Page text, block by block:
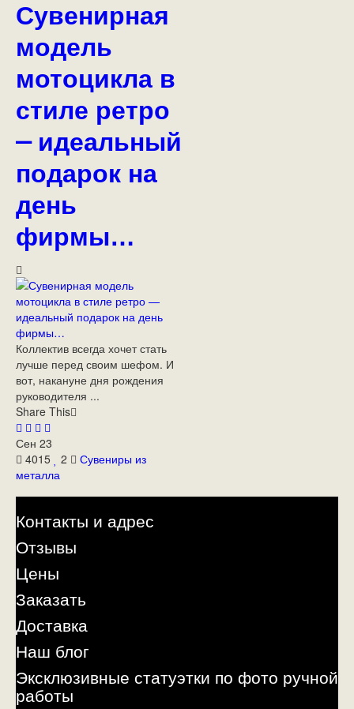
Сувенирная
модель
мотоцикла в
стиле ретро
— идеальный
подарок на
день
фирмы…
Коллектив всегда хочет стать
лучше перед своим шефом. И
вот, накануне дня рождения
руководителя ...
Share This
Сен 23
4015
2
Сувениры из
металла
Контакты и адрес
Отзывы
Цены
Заказать
Доставка
Наш блог
Эксклюзивные статуэтки по фото ручной
работы